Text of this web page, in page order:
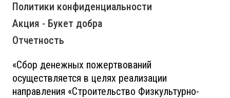
Политики конфиденциальности
Акция - Букет добра
Отчетность
«Сбор денежных пожертвований
осуществляется в целях реализации
направления «Строительство Физкультурно-